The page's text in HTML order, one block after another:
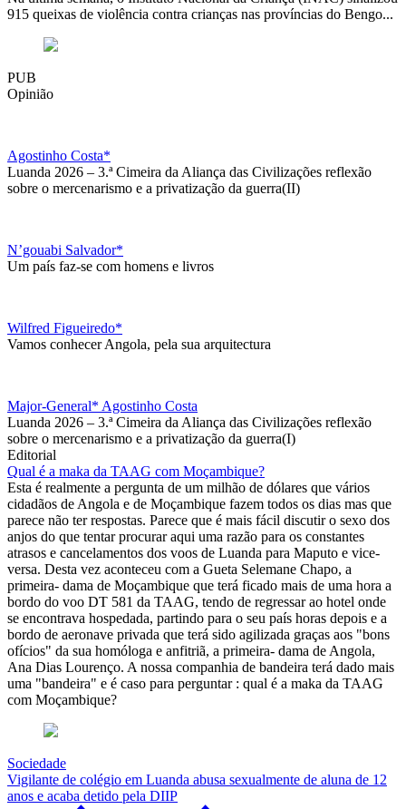
915 queixas de violência contra crianças nas províncias do Bengo...
PUB
Opinião
Agostinho Costa*
Luanda 2026 – 3.ª Cimeira da Aliança das Civilizações reflexão
sobre o mercenarismo e a privatização da guerra(II)
N’gouabi Salvador*
Um país faz-se com homens e livros
Wilfred Figueiredo*
Vamos conhecer Angola, pela sua arquitectura
Major-General* Agostinho Costa
Luanda 2026 – 3.ª Cimeira da Aliança das Civilizações reflexão
sobre o mercenarismo e a privatização da guerra(I)
Editorial
Qual é a maka da TAAG com Moçambique?
Esta é realmente a pergunta de um milhão de dólares que vários
cidadãos de Angola e de Moçambique fazem todos os dias mas que
parece não ter respostas. Parece que é mais fácil discutir o sexo dos
anjos do que tentar procurar aqui uma razão para os constantes
atrasos e cancelamentos dos voos de Luanda para Maputo e vice-
versa. Desta vez aconteceu com a Gueta Selemane Chapo, a
primeira- dama de Moçambique que terá ficado mais de uma hora a
bordo do voo DT 581 da TAAG, tendo de regressar ao hotel onde
se encontrava hospedada, partindo para o seu país horas depois e a
bordo de aeronave privada que terá sido agilizada graças aos "bons
ofícios" da sua homóloga e anfitriã, a primeira- dama de Angola,
Ana Dias Lourenço. A nossa companhia de bandeira terá dado mais
uma "bandeira" e é caso para perguntar : qual é a maka da TAAG
com Moçambique?
Sociedade
Vigilante de colégio em Luanda abusa sexualmente de aluna de 12
anos e acaba detido pela DIIP